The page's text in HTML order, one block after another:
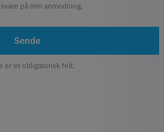
på min anmodning.
Sende
er et obligatorisk felt.